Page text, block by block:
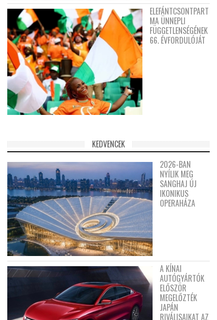
ELEFÁNTCSONTPART
MA ÜNNEPLI
FÜGGETLENSÉGÉNEK
66. ÉVFORDULÓJÁT
KEDVENCEK
2026-BAN
NYÍLIK MEG
SANGHAJ ÚJ
IKONIKUS
OPERAHÁZA
A KÍNAI
AUTÓGYÁRTÓK
ELŐSZÖR
MEGELŐZTÉK
JAPÁN
RIVÁLISAIKAT AZ